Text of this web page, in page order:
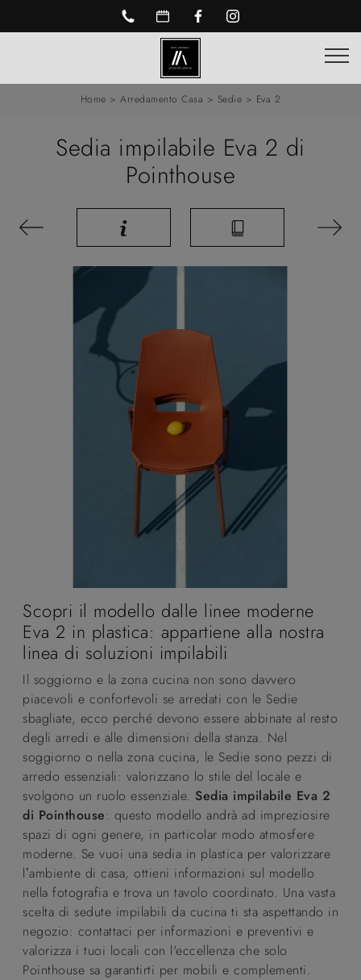
Home >Arredamento Casa > Sedie > Eva 2
Sedia impilabile Eva 2 di
Pointhouse
Scopri il modello dalle linee moderne
Eva 2 in plastica: appartiene alla nostra
linea di soluzioni impilabili
Il soggiorno e la zona cucina non sono davvero
piacevoli e confortevoli se arredati con le Sedie
sbagliate, ecco perché devono essere abbinate al resto
degli arredi e alle dimensioni della stanza. Nel
soggiorno o nella zona cucina, le Sedie sono pezzi di
arredo essenziali: valorizzano lo stile del locale e
svolgono un ruolo essenziale. Sedia impilabile Eva 2
di Pointhouse: questo modello andrà ad impreziosire
spazi di ogni genere, in particolar modo atmosfere
moderne. Se vuoi una sedia in plastica per valorizzare
l’ambiente di casa, ottieni informazioni sul modello
nella fotografia e trova un tavolo coordinato. Una vasta
scelta di sedute impilabili da cucina ti sta aspettando in
negozio: contattaci per informazioni e preventivi e
valorizza i tuoi locali con l'eccellenza che solo
Pointhouse sa garantirti per mobili e complementi.